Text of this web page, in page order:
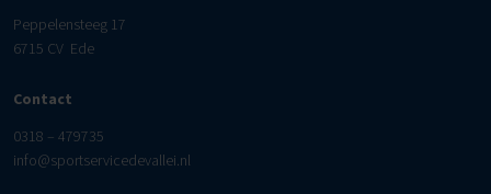
Peppelensteeg 17
6715 CV Ede
Contact
0318 – 479735
info@sportservicedevallei.nl